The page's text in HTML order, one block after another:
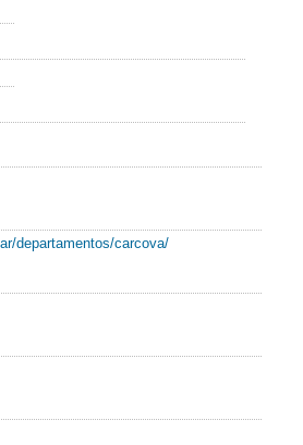
departamentos/carcova/